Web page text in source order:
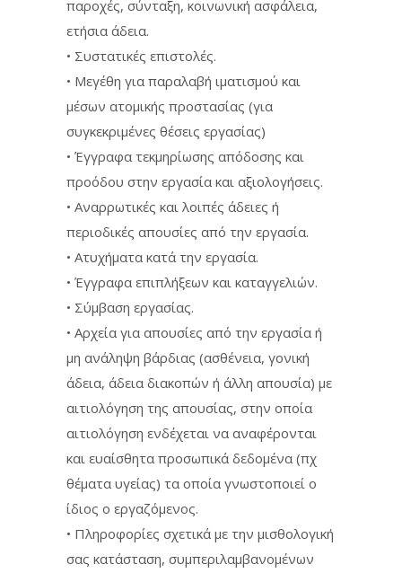
παροχές, σύνταξη, κοινωνική ασφάλεια,
ετήσια άδεια.
• Συστατικές επιστολές.
• Μεγέθη για παραλαβή ιματισμού και
μέσων ατομικής προστασίας (για
συγκεκριμένες θέσεις εργασίας)
• Έγγραφα τεκμηρίωσης απόδοσης και
προόδου στην εργασία και αξιολογήσεις.
• Αναρρωτικές και λοιπές άδειες ή
περιοδικές απουσίες από την εργασία.
• Ατυχήματα κατά την εργασία.
• Έγγραφα επιπλήξεων και καταγγελιών.
• Σύμβαση εργασίας.
• Αρχεία για απουσίες από την εργασία ή
μη ανάληψη βάρδιας (ασθένεια, γονική
άδεια, άδεια διακοπών ή άλλη απουσία) με
αιτιολόγηση της απουσίας, στην οποία
αιτιολόγηση ενδέχεται να αναφέρονται
και ευαίσθητα προσωπικά δεδομένα (πχ
θέματα υγείας) τα οποία γνωστοποιεί ο
ίδιος ο εργαζόμενος.
• Πληροφορίες σχετικά με την μισθολογική
σας κατάσταση, συμπεριλαμβανομένων